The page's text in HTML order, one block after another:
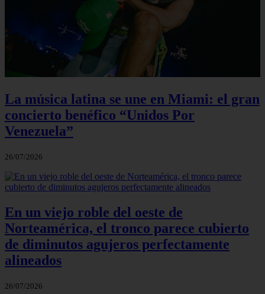
La música latina se une en Miami: el gran
concierto benéfico “Unidos Por
Venezuela”
26/07/2026
En un viejo roble del oeste de
Norteamérica, el tronco parece cubierto
de diminutos agujeros perfectamente
alineados
26/07/2026